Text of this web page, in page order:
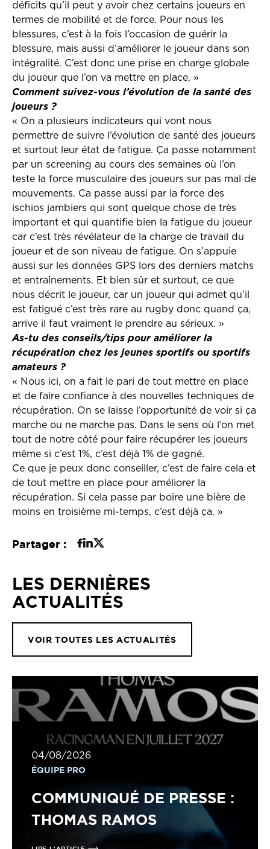
déficits qu’il peut y avoir chez certains joueurs en
termes de mobilité et de force. Pour nous les
blessures, c’est à la fois l’occasion de guérir la
blessure, mais aussi d’améliorer le joueur dans son
intégralité. C’est donc une prise en charge globale
du joueur que l’on va mettre en place. »
Comment suivez-vous l’évolution de la santé des
joueurs ?
« On a plusieurs indicateurs qui vont nous
permettre de suivre l’évolution de santé des joueurs
et surtout leur état de fatigue. Ça passe notamment
par un screening au cours des semaines où l’on
teste la force musculaire des joueurs sur pas mal de
mouvements. Ca passe aussi par la force des
ischios jambiers qui sont quelque chose de très
important et qui quantifie bien la fatigue du joueur
car c’est très révélateur de la charge de travail du
joueur et de son niveau de fatigue. On s’appuie
aussi sur les données GPS lors des derniers matchs
et entraînements. Et bien sûr et surtout, ce que
nous décrit le joueur, car un joueur qui admet qu’il
est fatigué c’est très rare au rugby donc quand ça,
arrive il faut vraiment le prendre au sérieux. »
As-tu des conseils/tips pour améliorer la
récupération chez les jeunes sportifs ou sportifs
amateurs ?
« Nous ici, on a fait le pari de tout mettre en place
et de faire confiance à des nouvelles techniques de
récupération. On se laisse l’opportunité de voir si ça
marche ou ne marche pas. Dans le sens où l’on met
tout de notre côté pour faire récupérer les joueurs
même si c’est 1%, c’est déjà 1% de gagné.
Ce que je peux donc conseiller, c’est de faire cela et
de tout mettre en place pour améliorer la
récupération. Si cela passe par boire une bière de
moins en troisième mi-temps, c’est déjà ça. »
Partager :
LES DERNIÈRES
ACTUALITÉS
VOIR TOUTES LES ACTUALITÉS
04/08/2026
ÉQUIPE PRO
COMMUNIQUÉ DE PRESSE :
THOMAS RAMOS